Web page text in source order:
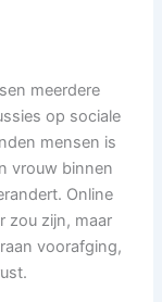
meerdere
op sociale
mensen is
vrouw binnen
Online
zou zijn, maar
voorafging,